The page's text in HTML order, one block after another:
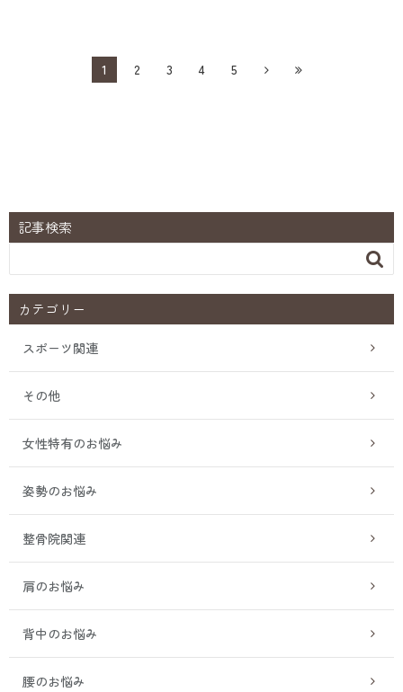
み、腕のしびれで悩んで […]
歩くときや、階段を上る […]
1 2 3 4 5
記事検索

カテゴリー
スポーツ関連
その他
女性特有のお悩み
姿勢のお悩み
整骨院関連
肩のお悩み
背中のお悩み
腰のお悩み